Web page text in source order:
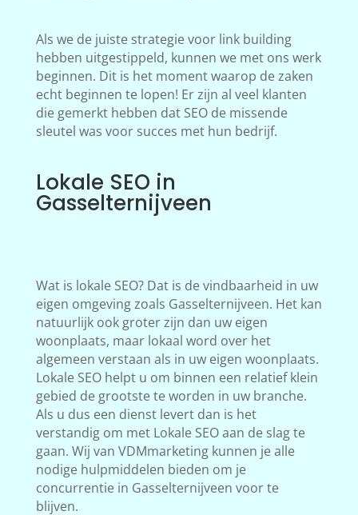
Als we de juiste strategie voor link building
hebben uitgestippeld, kunnen we met ons werk
beginnen. Dit is het moment waarop de zaken
echt beginnen te lopen! Er zijn al veel klanten
die gemerkt hebben dat SEO de missende
sleutel was voor succes met hun bedrijf.
Lokale SEO in
Gasselternijveen
Wat is lokale SEO? Dat is de vindbaarheid in uw
eigen omgeving zoals Gasselternijveen. Het kan
natuurlijk ook groter zijn dan uw eigen
woonplaats, maar lokaal word over het
algemeen verstaan als in uw eigen woonplaats.
Lokale SEO helpt u om binnen een relatief klein
gebied de grootste te worden in uw branche.
Als u dus een dienst levert dan is het
verstandig om met Lokale SEO aan de slag te
gaan. Wij van VDMmarketing kunnen je alle
nodige hulpmiddelen bieden om je
concurrentie in Gasselternijveen voor te
blijven.